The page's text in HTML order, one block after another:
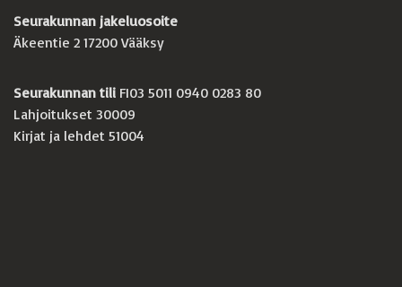
Seurakunnan jakeluosoite
Äkeentie 2 17200 Vääksy
Seurakunnan tili FI03 5011 0940 0283 80
Lahjoitukset 30009
Kirjat ja lehdet 51004